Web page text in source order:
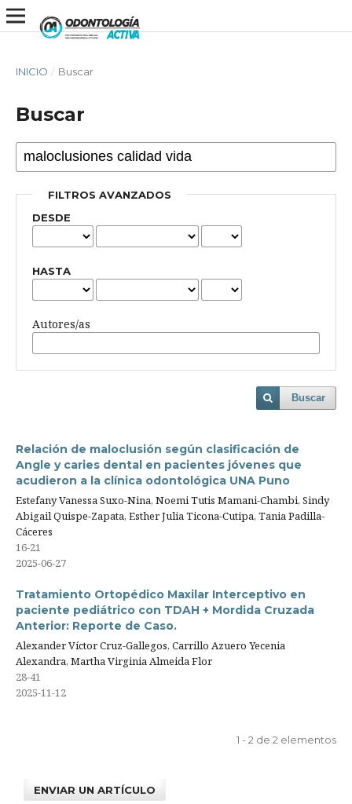
INICIO / Buscar
Buscar
FILTROS AVANZADOS
DESDE
HASTA
Autores/as
Buscar
Relación de maloclusión según clasificación de
Angle y caries dental en pacientes jóvenes que
acudieron a la clínica odontológica UNA Puno
Estefany Vanessa Suxo-Nina, Noemi Tutis Mamani-Chambi, Sindy
Abigail Quispe-Zapata, Esther Julia Ticona-Cutipa, Tania Padilla-
Cáceres
16-21
2025-06-27
Tratamiento Ortopédico Maxilar Interceptivo en
paciente pediátrico con TDAH + Mordida Cruzada
Anterior: Reporte de Caso.
Alexander Víctor Cruz-Gallegos, Carrillo Azuero Yecenia
Alexandra, Martha Virginia Almeida Flor
28-41
2025-11-12
1 - 2 de 2 elementos
ENVIAR UN ARTÍCULO